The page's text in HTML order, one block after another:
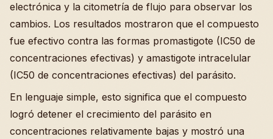
electrónica y la citometría de flujo para observar los
cambios. Los resultados mostraron que el compuesto
fue efectivo contra las formas promastigote (IC50 de
concentraciones efectivas) y amastigote intracelular
(IC50 de concentraciones efectivas) del parásito.
En lenguaje simple, esto significa que el compuesto
logró detener el crecimiento del parásito en
concentraciones relativamente bajas y mostró una